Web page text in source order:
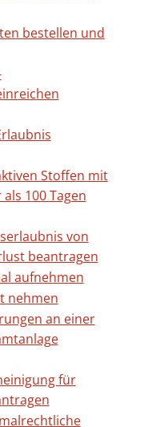
bestellen und
Stoffen mit
100 Tagen
von
beantragen
aufnehmen
nehmen
an einer
für